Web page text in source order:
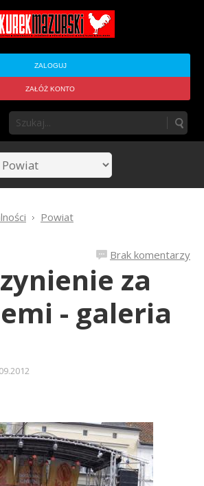
ZALOGUJ
ZAŁÓŻ KONTO
Powiat
Brak komentarzy
za
- galeria